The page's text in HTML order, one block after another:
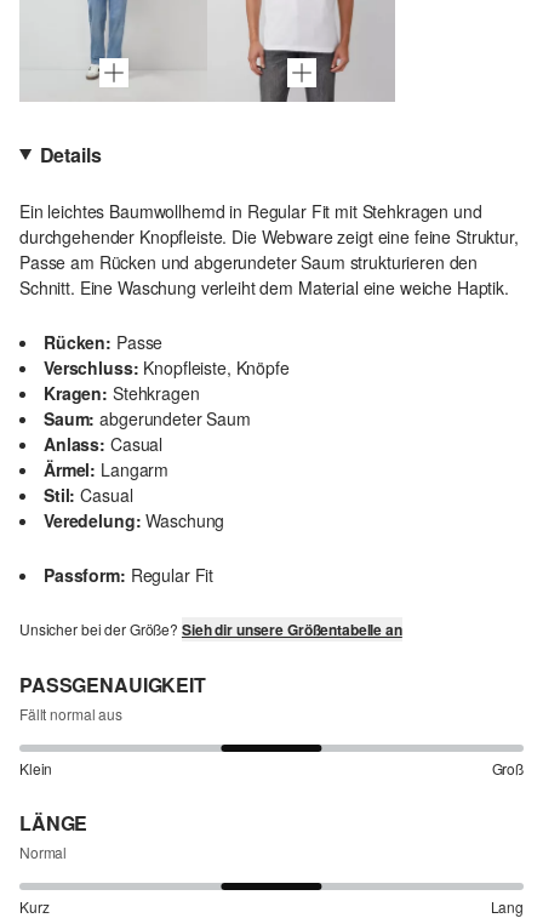
Details
Ein leichtes Baumwollhemd in Regular Fit mit Stehkragen und
durchgehender Knopfleiste. Die Webware zeigt eine feine Struktur,
Passe am Rücken und abgerundeter Saum strukturieren den
Schnitt. Eine Waschung verleiht dem Material eine weiche Haptik.
Rücken: Passe
Verschluss: Knopfleiste, Knöpfe
Kragen: Stehkragen
Saum: abgerundeter Saum
Anlass: Casual
Ärmel: Langarm
Stil: Casual
Veredelung: Waschung
Passform: Regular Fit
Unsicher bei der Größe? Sieh dir unsere Größentabelle an
PASSGENAUIGKEIT
Fällt normal aus
Klein Groß
LÄNGE
Normal
Kurz Lang